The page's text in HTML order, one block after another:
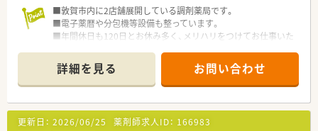
■敦賀市内に2店舗展開している調剤薬局です。
■電子薬暦や分包機等設備も整っています。
■年間休日も120日とお休み多く、メリハリをつけてお仕事いた
詳細を見る お問い合わせ
更新日： 2026/06/25 薬剤師求人ID： 166983